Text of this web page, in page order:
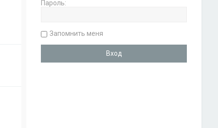
Пароль:
Запомнить меня